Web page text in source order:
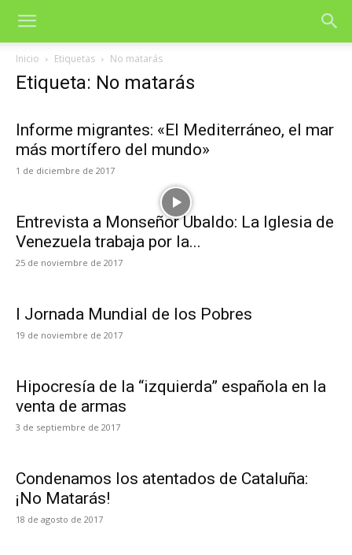
Inicio Etiquetas No matarás
Etiqueta: No matarás
Informe migrantes: «El Mediterráneo, el mar
más mortífero del mundo»
1 de diciembre de 2017
Entrevista a Monseñor Ubaldo: La Iglesia de
Venezuela trabaja por la...
25 de noviembre de 2017
I Jornada Mundial de los Pobres
19 de noviembre de 2017
Hipocresía de la “izquierda” española en la
venta de armas
3 de septiembre de 2017
Condenamos los atentados de Cataluña:
¡No Matarás!
18 de agosto de 2017